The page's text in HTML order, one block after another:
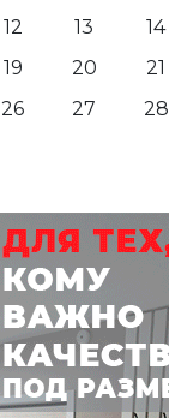
12 13 14
19 20 21
26 27 28